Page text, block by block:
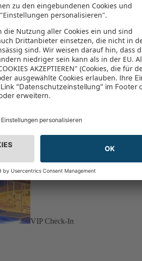
VIP Check-In